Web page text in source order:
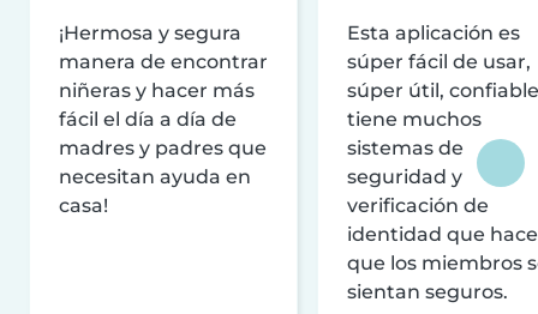
¡Hermosa y segura
manera de encontrar
niñeras y hacer más
fácil el día a día de
madres y padres que
necesitan ayuda en
casa!
Esta aplicación es
súper fácil de usar,
súper útil,
tiene muchos
sistemas de
seguridad y
verificación de
identidad que
que los miembros
sientan seguros.